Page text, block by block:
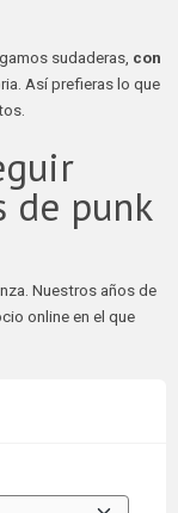
sudaderas, con
Así prefieras lo que
de punk
Nuestros años de
online en el que